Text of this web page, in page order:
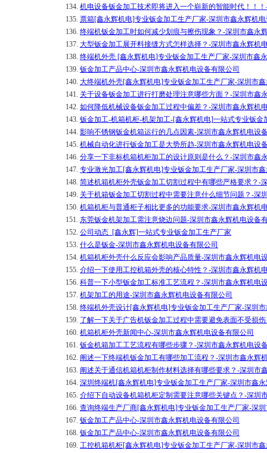
134. 机电设备钣金加工技术即将进入一个崭新的智能时代！！
135. 票箱[鑫永辉机电]专业钣金加工生产厂家-深圳市鑫永辉机
136. 终端机钣金加工时如何减少划痕与擦伤现象？-深圳市鑫永
137. 大型钣金加工展开料接缝方式怎样选择？-深圳市鑫永辉机
138. 终端机外壳 [鑫永辉机电]专业钣金加工生产厂家-深圳市鑫
139. 钣金加工产品中心-深圳市鑫永辉机电设备有限公司
140. 大终端机外壳[鑫永辉机电]专业钣金加工生产厂家-深圳市
141. 关于设备钣金加工进行打磨处理注意哪些方面？-深圳市鑫
142. 如何降低机械设备钣金加工过程中偏差？-深圳市鑫永辉机
143. 钣金加工-机箱机柜-机架加工-[鑫永辉机电]一站式专业钣金
144. 影响不锈钢钣金机箱运行的几点因素-深圳市鑫永辉机电设
145. 机械自动化进行钣金加工是大势所趋-深圳市鑫永辉机电设
146. 分享一下非标机箱机柜加工的设计原则是什么？-深圳市鑫
147. 专业激光加工[鑫永辉机电]专业钣金加工生产厂家-深圳市
148. 简述机箱机柜外壳钣金加工切割过程中有哪些严格要求？-
149. 关于机箱钣金加工切割过程中需要注意什么细节问题？-深
150. 机箱机柜与普通柜子相比更多的功能要求-深圳市鑫永辉机
151. 东莞钣金机架加工需注意烧边问题-深圳市鑫永辉机电设备
152. 公司动态_[鑫永辉]一站式专业钣金加工生产厂家
153. 什么是钣金-深圳市鑫永辉机电设备有限公司
154. 机箱机柜外壳什么反应会影响产品质量-深圳市鑫永辉机电
155. 介绍一下使用工控机箱外壳的核心特性？-深圳市鑫永辉机
156. 科普一下小型钣金加工标准工艺流程？-深圳市鑫永辉机电
157. 机架加工的用途-深圳市鑫永辉机电设备有限公司
158. 终端机外壳设计[鑫永辉机电]专业钣金加工生产厂家-深圳
159. 了解一下关于广告机钣金加工过程中需要避免表面不受损
160. 机箱机柜外壳新闻中心-深圳市鑫永辉机电设备有限公司
161. 钣金机箱加工工艺流程有哪些步骤？-深圳市鑫永辉机电设
162. 阐述一下终端机钣金加工有哪些加工流程？-深圳市鑫永辉
163. 阐述关于通信机箱机柜制作材料选择有哪些要求？-深圳市
164. 深圳终端机[鑫永辉机电]专业钣金加工生产厂家-深圳市鑫
165. 介绍下自动设备机箱机柜定制需要注意哪些关键点？-深圳
166. 查询终端生产厂商[鑫永辉机电]专业钣金加工生产厂家-深
167. 钣金加工产品中心-深圳市鑫永辉机电设备有限公司
168. 钣金加工产品中心-深圳市鑫永辉机电设备有限公司
169. 工控机箱机柜[鑫永辉机电]专业钣金加工生产厂家-深圳市